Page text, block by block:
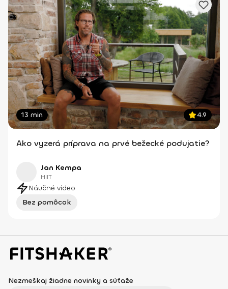
13 min 4.9
Ako vyzerá príprava na prvé bežecké podujatie?
Jan Kempa
HIIT
Náučné video
Bez pomôcok
Nezmeškaj žiadne novinky a súťaže